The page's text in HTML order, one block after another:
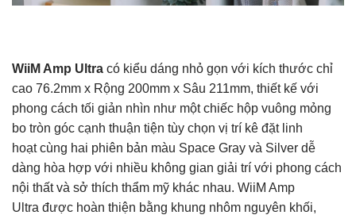
WiiM Amp Ultra có kiểu dáng nhỏ gọn với kích thước chỉ
cao 76.2mm x Rộng 200mm x Sâu 211mm, thiết kế với
phong cách tối giản nhìn như một chiếc hộp vuông mỏng
bo tròn góc cạnh thuận tiện tùy chọn vị trí kê đặt linh
hoạt cùng hai phiên bản màu Space Gray và Silver dễ
dàng hòa hợp với nhiều không gian giải trí với phong cách
nội thất và sở thích thẩm mỹ khác nhau. WiiM Amp
Ultra được hoàn thiện bằng khung nhôm nguyên khối,